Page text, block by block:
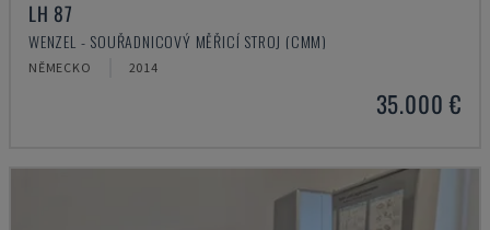
LH 87
WENZEL - SOUŘADNICOVÝ MĚŘICÍ STROJ (CMM)
NĚMECKO 2014
35.000 €